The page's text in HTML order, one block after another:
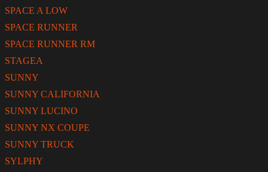
SPACE A LOW
SPACE RUNNER
SPACE RUNNER RM
STAGEA
SUNNY
SUNNY CALIFORNIA
SUNNY LUCINO
SUNNY NX COUPE
SUNNY TRUCK
SYLPHY